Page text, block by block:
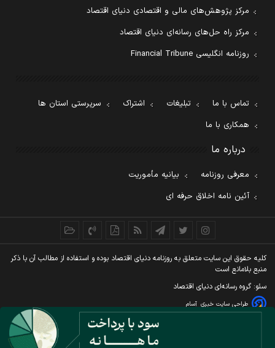
مرکز پژوهش‌های مالی و اقتصادی دنیای اقتصاد
مرکز راه حل‌های رسانه‌ای دنیای اقتصاد
روزنامه انگلیسی Financial Tribune
تماس با ما تبلیغات اشتراک
سرپرستی استان ها
همکاری با ما
درباره ما
معرفی روزنامه
بیانیه مأموریت
آئین نامه اخلاق حرفه ای
کليه حقوق اين سايت متعلق به روزنامه دنيای اقتصاد بوده و استفاده از مطالب آن با ذکر
منبع بلامانع است
سئو: گروه رسانه‌ای دنیای اقتصاد
طراحی سایت خبری آسام